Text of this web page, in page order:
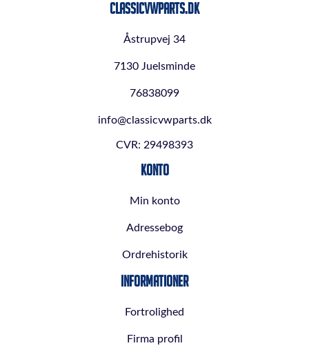
ClassicVWParts.dk
Åstrupvej 34
7130 Juelsminde
76838099
info@classicvwparts.dk
CVR: 29498393
Konto
Min konto
Adressebog
Ordrehistorik
Informationer
Fortrolighed
Firma profil